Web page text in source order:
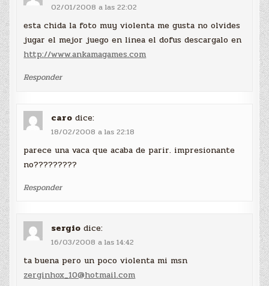
02/01/2008 a las 22:02
esta chida la foto muy violenta me gusta no olvides
jugar el mejor juego en linea el dofus descargalo en
http://www.ankamagames.com
Responder
caro dice:
18/02/2008 a las 22:18
parece una vaca que acaba de parir. impresionante
no?????????
Responder
sergio dice:
16/03/2008 a las 14:42
ta buena pero un poco violenta mi msn
zerginhox_10@hotmail.com